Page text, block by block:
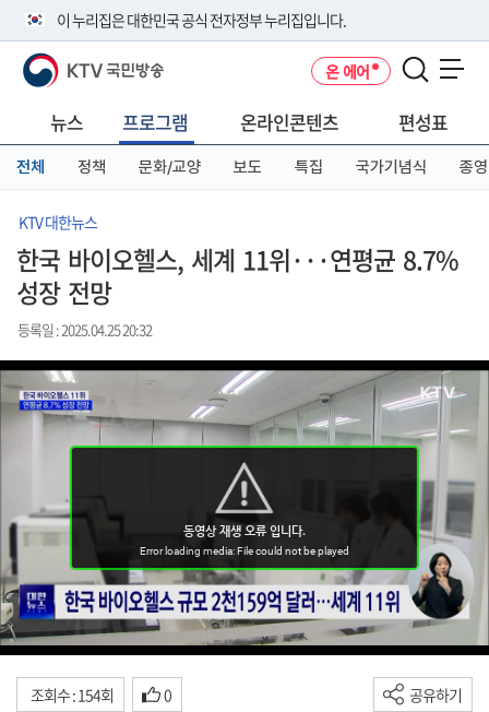
이 누리집은 대한민국 공식 전자정부 누리집입니다.
공식 누리집 주소 확인하기
니다.
이밖에 or.kr 또는 .kr등 다른 도메인 주소를 사용하고 있다면 아래 URL에
서 도메인 주소를 확인해 보세요
KTV 국민방송 온 에어
뉴스 프로그램 온라인콘텐츠 편성표
전체 정책 문화/교양 보도 특집 국가기념식 종영
KTV 대한뉴스
한국 바이오헬스, 세계 11위···연평균 8.7%
성장 전망
등록일 : 2025.04.25 20:32
조회수 : 154회 0 공유하기